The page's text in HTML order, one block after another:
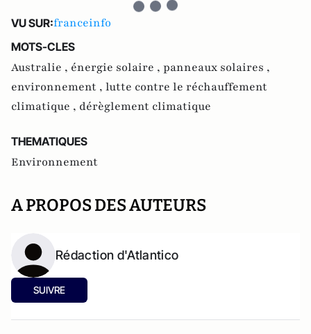
VU SUR:franceinfo
MOTS-CLES
Australie , énergie solaire , panneaux solaires ,
environnement , lutte contre le réchauffement
climatique , dérèglement climatique
THEMATIQUES
Environnement
A PROPOS DES AUTEURS
Rédaction d'Atlantico
SUIVRE